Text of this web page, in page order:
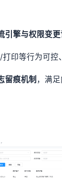
引擎与权限变
印等行为可控
留痕机制 ，满